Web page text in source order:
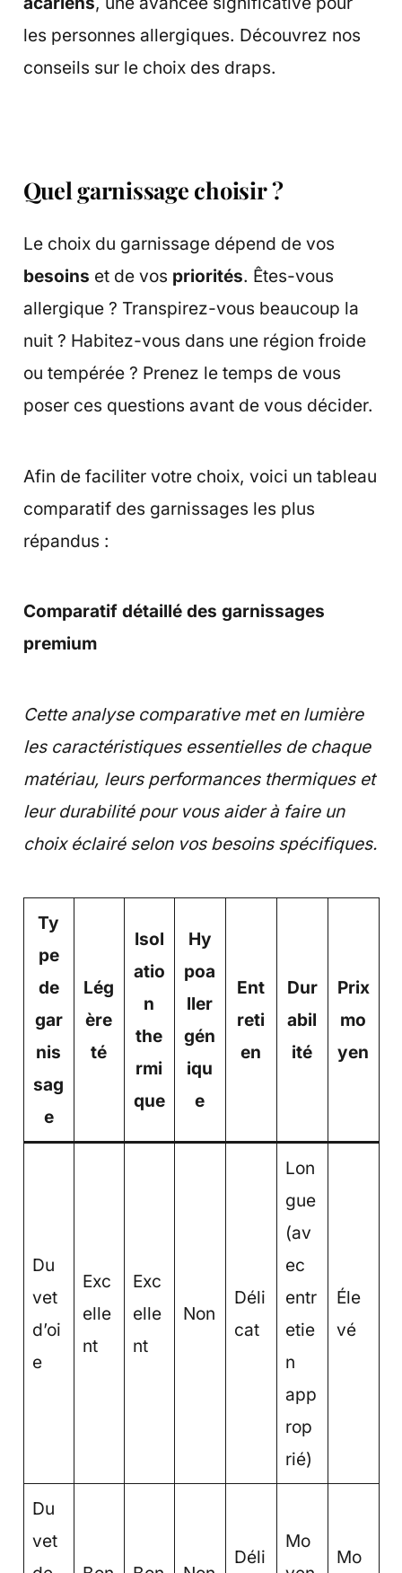
les personnes allergiques. Découvrez nos
conseils sur le choix des draps.
Quel garnissage choisir ?
Le choix du garnissage dépend de vos
besoins et de vos priorités. Êtes-vous
allergique ? Transpirez-vous beaucoup la
nuit ? Habitez-vous dans une région froide
ou tempérée ? Prenez le temps de vous
poser ces questions avant de vous décider.
Afin de faciliter votre choix, voici un tableau
comparatif des garnissages les plus
répandus :
Comparatif détaillé des garnissages
premium
Cette analyse comparative met en lumière
les caractéristiques essentielles de chaque
matériau, leurs performances thermiques et
leur durabilité pour vous aider à faire un
choix éclairé selon vos besoins spécifiques.
Ty
pe
de
gar
nis
sag
e
Lég
ère
té
Isol
atio
n
the
rmi
que
Hy
poa
ller
gén
iqu
e
Ent
reti
en
Dur
abil
ité
Prix
mo
yen
Du
vet
d’oi
e
Exc
elle
nt
Exc
elle
nt
Non
Déli
cat
Lon
gue
(av
ec
entr
etie
n
app
rop
rié)
Éle
vé
Du
vet
Déli
Mo
Mo